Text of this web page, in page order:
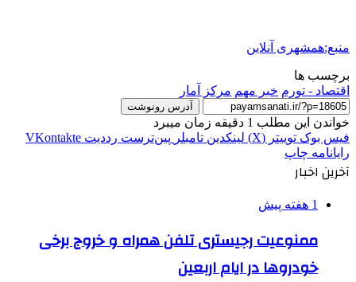
منبع:همشهری آنلاین
برچسب ها
اقتصاد - تورم خبر مهم مرکز آمار
آدرس رونوشت
خواندن این مطلب 1 دقیقه زمان میبرد
فیس بوک توییتر (X) لینکدین ‫تامبلر ‫پین‌ترست ‫رددیت ‫VKontakte
رایانامه چاپ
آخرین اخبار
1 هفته پیش
ممنوعیت رجیستری تلفن همراه و خروج برخی
خودروها در ایام اربعین